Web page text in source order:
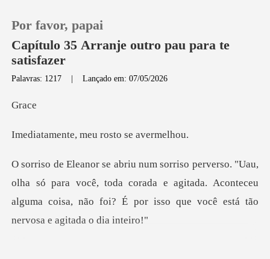
Histórico
Por favor, papai
Capítulo 35 Arranje outro pau para te
satisfazer
Palavras: 1217 |Lançado em: 07/05/2026
r
, meu rosto s
para você, toda corada e agitada. Aconteceu
alguma coisa, não fo